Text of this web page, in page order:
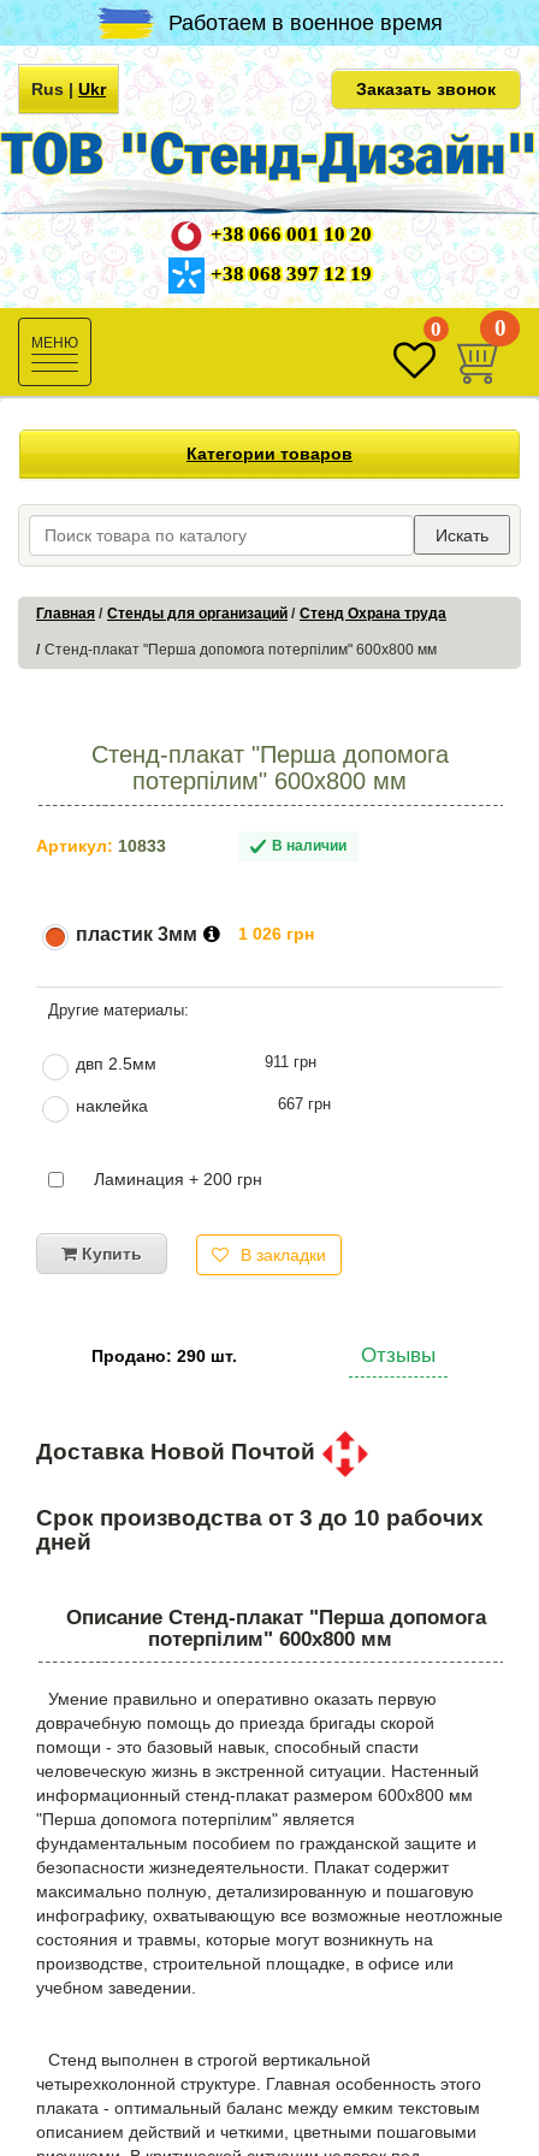
Работаем в военное время
Rus|Ukr Заказать звонок
+38 066 001 10 20
+38 068 397 12 19
Toggle
navigation
0 0
Категории товаров
Искать
Главная Стенды для организаций Стенд Охрана труда
Стенд-плакат "Перша допомога потерпілим" 600х800 мм
Стенд-плакат "Перша допомога
потерпілим" 600х800 мм
Артикул: 10833 В наличии
пластик 3мм 1 026 грн
двп 2.5мм 911 грн
наклейка 667 грн
Ламинация + 200 грн
Купить В закладки
Продано: 290 шт. Отзывы
Доставка Новой Почтой
Срок производства от 3 до 10 рабочих
дней
Описание Стенд-плакат "Перша допомога
потерпілим" 600х800 мм
Умение правильно и оперативно оказать первую
доврачебную помощь до приезда бригады скорой
помощи - это базовый навык, способный спасти
человеческую жизнь в экстренной ситуации. Настенный
информационный стенд-плакат размером 600х800 мм
"Перша допомога потерпілим" является
фундаментальным пособием по гражданской защите и
безопасности жизнедеятельности. Плакат содержит
максимально полную, детализированную и пошаговую
инфографику, охватывающую все возможные неотложные
состояния и травмы, которые могут возникнуть на
производстве, строительной площадке, в офисе или
учебном заведении.
Стенд выполнен в строгой вертикальной
четырехколонной структуре. Главная особенность этого
плаката - оптимальный баланс между емким текстовым
описанием действий и четкими, цветными пошаговыми